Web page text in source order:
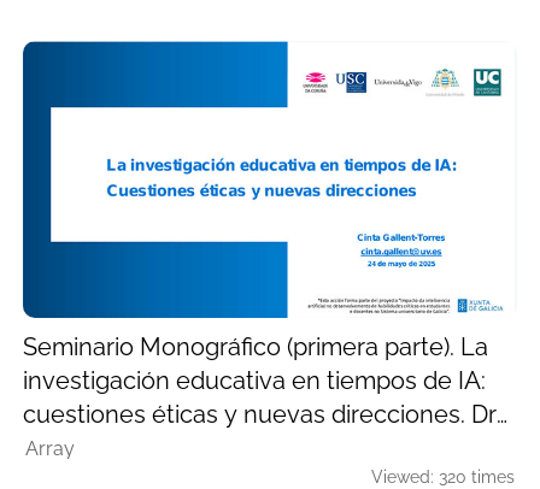
Seminario Monográfico (primera parte). La
investigación educativa en tiempos de IA:
cuestiones éticas y nuevas direcciones. Dra.
D. Cinta Gallent (Universitat de València)
Array
Viewed: 320 times